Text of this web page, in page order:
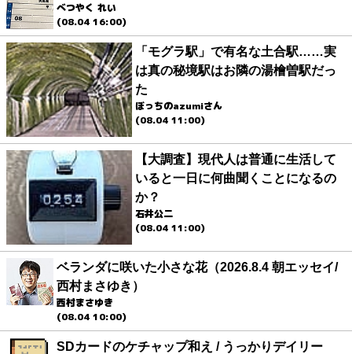
べつやく れい
(08.04 16:00)
「モグラ駅」で有名な土合駅……実
は真の秘境駅はお隣の湯檜曽駅だっ
た
ぼっちのazumiさん
(08.04 11:00)
【大調査】現代人は普通に生活して
いると一日に何曲聞くことになるの
か？
石井公二
(08.04 11:00)
ベランダに咲いた小さな花（2026.8.4 朝エッセイ/
西村まさゆき）
西村まさゆき
(08.04 10:00)
SDカードのケチャップ和え / うっかりデイリー